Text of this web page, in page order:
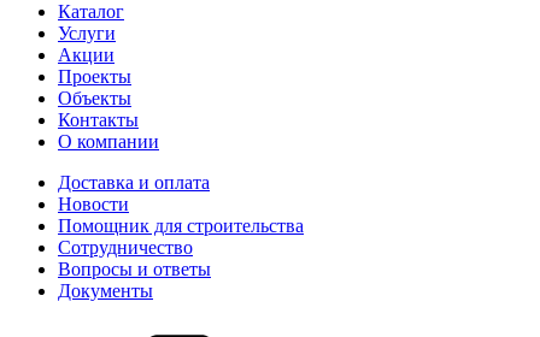
Каталог
Услуги
Акции
Проекты
Объекты
Контакты
О компании
Доставка и оплата
Новости
Помощник для строительства
Сотрудничество
Вопросы и ответы
Документы